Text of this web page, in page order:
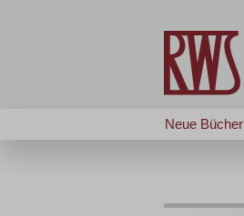
Neue Bücher